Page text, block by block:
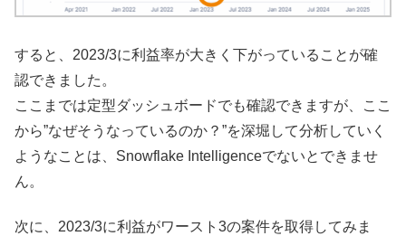
すると、2023/3に利益率が大きく下がっていることが確
認できました。
ここまでは定型ダッシュボードでも確認できますが、ここ
から”なぜそうなっているのか？”を深堀して分析していく
ようなことは、Snowflake Intelligenceでないとできませ
ん。
次に、2023/3に利益がワースト3の案件を取得してみま